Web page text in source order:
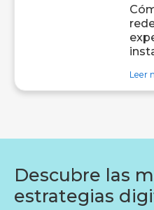
Leer
Descubre las
estrategias